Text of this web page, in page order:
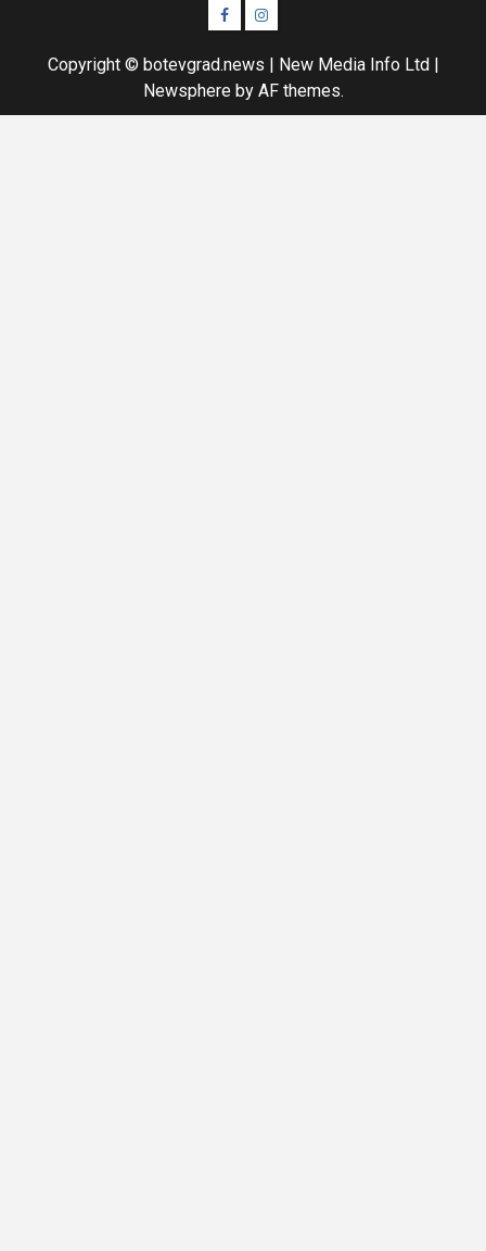
FacebookInstagram
Copyright © botevgrad.news | New Media Info Ltd |
Newsphereby AF themes.